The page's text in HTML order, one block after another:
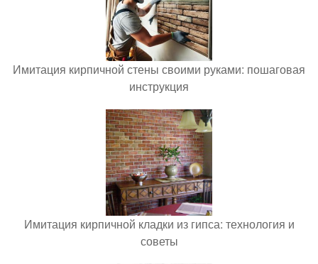
Имитация кирпичной стены своими руками: пошаговая
инструкция
Имитация кирпичной кладки из гипса: технология и
советы